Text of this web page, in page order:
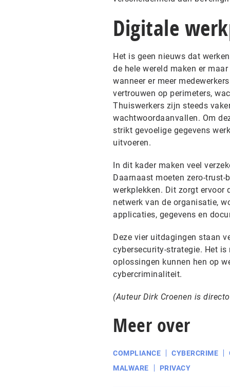
Digitale
Het is geen nieuws dat
de hele wereld maken er
wanneer er meer
vertrouwen op perimeters,
Thuiswerkers zijn steeds
wachtwoordaanvallen. Om
strikt gevoelige gegevens
uitvoeren.
In dit kader maken veel
Daarnaast moeten zero-
werkplekken. Dit zorgt ervoor
netwerk van de organisatie,
applicaties, gegevens en
Deze vier uitdagingen staan
cybersecurity-strategie. Het
oplossingen kunnen hen op
cybercriminaliteit.
(Auteur Dirk Croenen is
Meer over
COMPLIANCE CYBERCRIME
MALWARE
PRIVACY